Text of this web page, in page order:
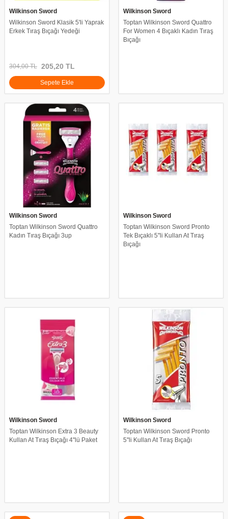
Wilkinson Sword
Wilkinson Sword Klasik 5'li Yaprak
Erkek Tıraş Bıçağı Yedeği
304,00TL 205,20 TL
Sepete Ekle
Wilkinson Sword
Toptan Wilkinson Sword Quattro
For Women 4 Bıçaklı Kadın Tıraş
Bıçağı
Wilkinson Sword
Toptan Wilkinson Sword Quattro
Kadın Tıraş Bıçağı 3up
Wilkinson Sword
Toptan Wilkinson Sword Pronto
Tek Bıçaklı 5''li Kullan At Tıraş
Bıçağı
Wilkinson Sword
Toptan Wilkinson Extra 3 Beauty
Kullan At Tıraş Bıçağı 4''lü Paket
Wilkinson Sword
Toptan Wilkinson Sword Pronto
5''li Kullan At Tıraş Bıçağı